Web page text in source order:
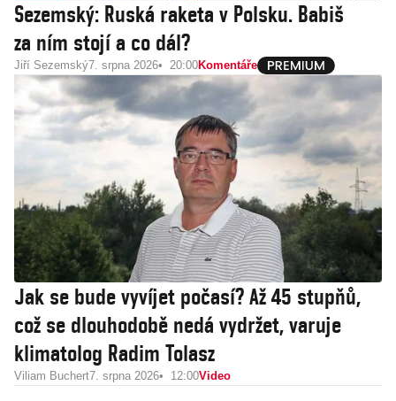
Sezemský: Ruská raketa v Polsku. Babiš
za ním stojí a co dál?
Jiří Sezemský7. srpna 2026 20:00Komentáře
Jak se bude vyvíjet počasí? Až 45 stupňů,
což se dlouhodobě nedá vydržet, varuje
klimatolog Radim Tolasz
Viliam Buchert7. srpna 2026 12:00Video